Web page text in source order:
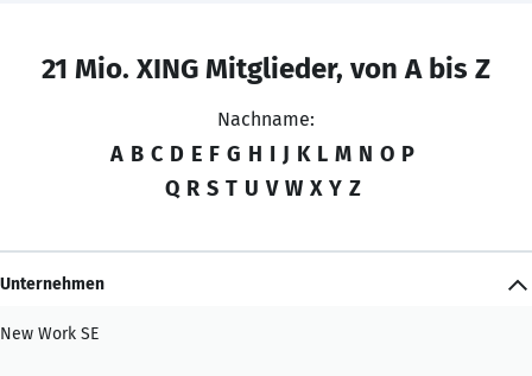
21 Mio. XING Mitglieder, von A bis Z
Nachname:
A B C D E F G H I J K L M N O P
Q R S T U V W X Y Z
Unternehmen
New Work SE